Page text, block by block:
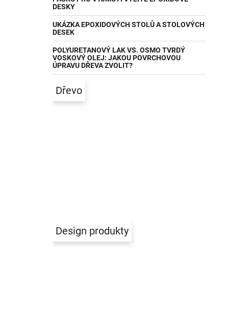
DESKY
UKÁZKA EPOXIDOVÝCH STOLŮ A STOLOVÝCH
DESEK
POLYURETANOVÝ LAK VS. OSMO TVRDÝ
VOSKOVÝ OLEJ: JAKOU POVRCHOVOU
ÚPRAVU DŘEVA ZVOLIT?
Dřevo
Design produkty